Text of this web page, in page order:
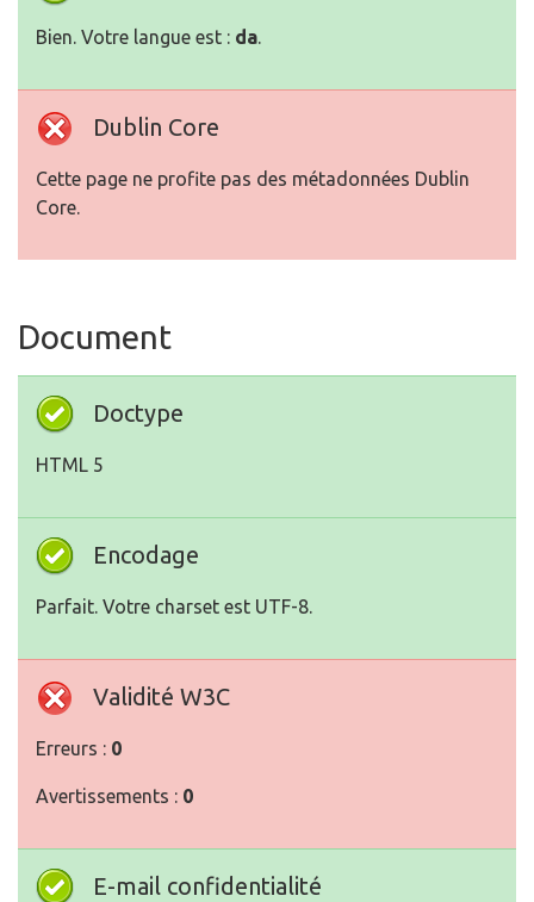
Bien. Votre langue est : da.
Dublin Core
Cette page ne profite pas des métadonnées Dublin
Core.
Document
Doctype
HTML 5
Encodage
Parfait. Votre charset est UTF-8.
Validité W3C
Erreurs : 0
Avertissements : 0
E-mail confidentialité